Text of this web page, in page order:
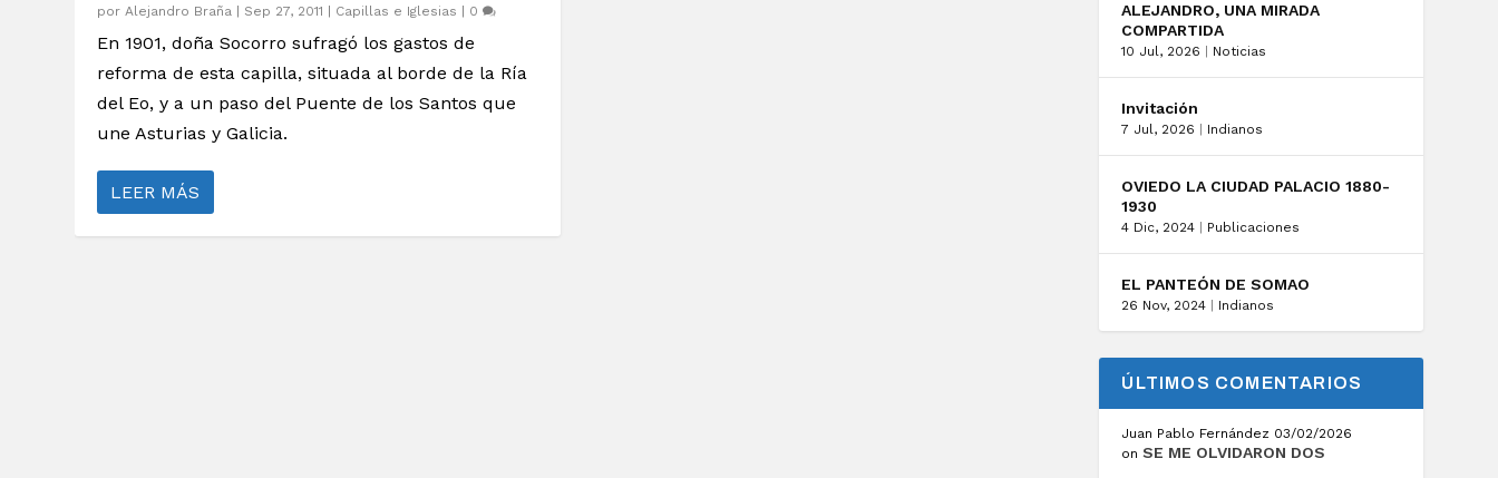
porAlejandro Braña Sep 27, 2011 Capillas e Iglesias 0
En 1901, doña Socorro sufragó los gastos de
reforma de esta capilla, situada al borde de la Ría
del Eo, y a un paso del Puente de los Santos que
une Asturias y Galicia.
LEER MÁS
ALEJANDRO, UNA MIRADA
COMPARTIDA
10 Jul, 2026 Noticias
Invitación
7 Jul, 2026 Indianos
OVIEDO LA CIUDAD PALACIO 1880-
1930
4 Dic, 2024 Publicaciones
EL PANTEÓN DE SOMAO
26 Nov, 2024 Indianos
ÚLTIMOS COMENTARIOS
Juan Pablo Fernández 03/02/2026
onSE ME OLVIDARON DOS